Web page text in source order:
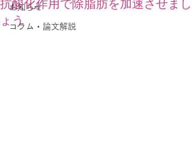
お知らせ
コラム・論文解説
抗酸化作用で除脂肪を加速させまし
ょう